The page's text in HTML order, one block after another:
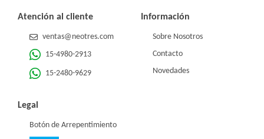
Atención al cliente
ventas@neotres.com
15-4980-2913
15-2480-9629
Información
Sobre Nosotros
Contacto
Novedades
Legal
Botón de Arrepentimiento